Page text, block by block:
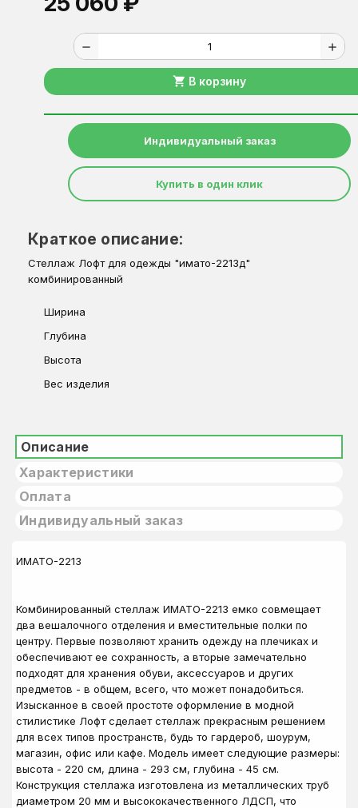
remove add
shopping_cart В корзину
Индивидуальный заказ
Купить в один клик
Краткое описание:
Стеллаж Лофт для одежды "имато-2213д"
комбинированный
Ширина
Глубина
Высота
Вес изделия
Описание
Характеристики
Оплата
Индивидуальный заказ
ИМАТО-2213
Комбинированный стеллаж ИМАТО-2213 емко совмещает
два вешалочного отделения и вместительные полки по
центру. Первые позволяют хранить одежду на плечиках и
обеспечивают ее сохранность, а вторые замечательно
подходят для хранения обуви, аксессуаров и других
предметов - в общем, всего, что может понадобиться.
Изысканное в своей простоте оформление в модной
стилистике Лофт сделает стеллаж прекрасным решением
для всех типов пространств, будь то гардероб, шоурум,
магазин, офис или кафе. Модель имеет следующие размеры:
высота - 220 см, длина - 293 см, глубина - 45 см.
Конструкция стеллажа изготовлена из металлических труб
диаметром 20 мм и высококачественного ЛДСП, что